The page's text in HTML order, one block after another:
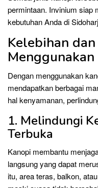
permintaan. Invinium siap
kebutuhan Anda di
Kelebihan
Dengan menggunakan
mendapatkan berbagai
hal kenyamanan,
1. Melindungi
Terbuka
Kanopi membantu
langsung yang dapat
itu, area teras, balkon,